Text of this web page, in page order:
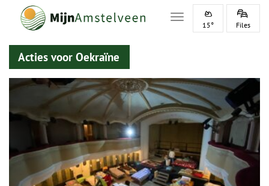
Toggle navigation
15° Files
Acties voor Oekraïne